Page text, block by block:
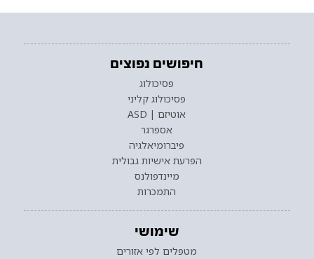
חיפושים נפוצים
פסיכולוג
פסיכולוג קליני
אוטיזם | ASD
אספרגר
פיברומיאלגיה
הפרעת אישיות גבולית
מיינדפולנס
התמכרות
שימושי
מטפלים לפי אזורים